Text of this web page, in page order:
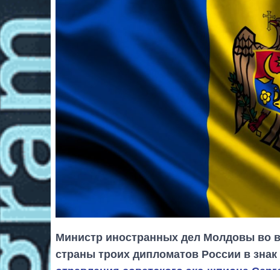
Министр иностранных дел Молдовы во
страны троих дипломатов России в